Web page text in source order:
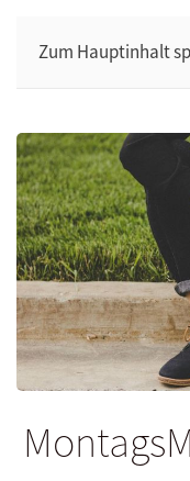
Zum Hauptinhalt